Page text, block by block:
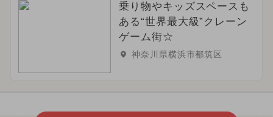
乗り物やキッズスペースも
ある“世界最大級”クレーン
ゲーム街☆
神奈川県横浜市都筑区